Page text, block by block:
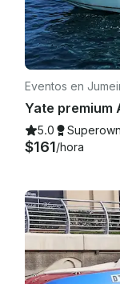
Eventos en
Yate premium
5.0
$161/hora